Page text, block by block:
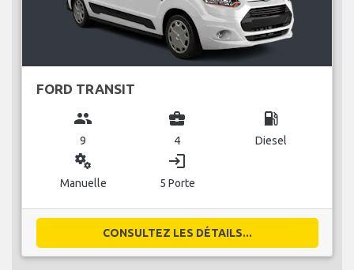
FORD TRANSIT
group
9
business_center
4
local_gas_station
Diesel
miscellaneous_services
Manuelle
login
5 Porte
CONSULTEZ LES DÉTAILS...